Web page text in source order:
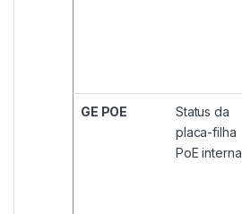
GE POE
Status da
placa-filha
PoE interna